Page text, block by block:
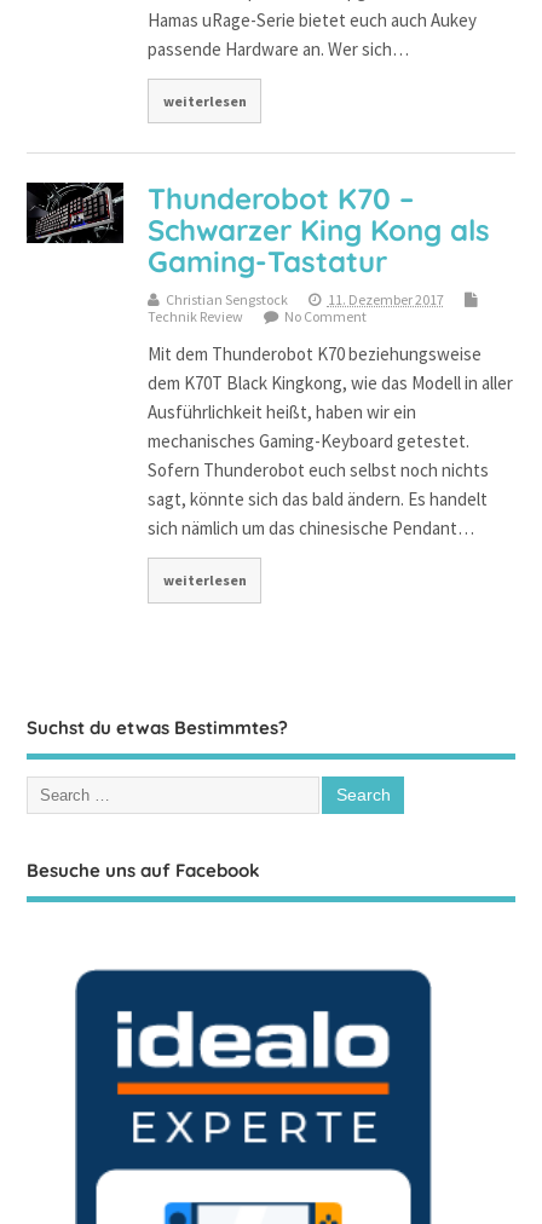
Hamas uRage-Serie bietet euch auch Aukey
passende Hardware an. Wer sich…
weiterlesen
Thunderobot K70 –
Schwarzer King Kong als
Gaming-Tastatur
Christian Sengstock
11. Dezember 2017
Technik Review
No Comment
Mit dem Thunderobot K70 beziehungsweise
dem K70T Black Kingkong, wie das Modell in aller
Ausführlichkeit heißt, haben wir ein
mechanisches Gaming-Keyboard getestet.
Sofern Thunderobot euch selbst noch nichts
sagt, könnte sich das bald ändern. Es handelt
sich nämlich um das chinesische Pendant…
weiterlesen
Suchst du etwas Bestimmtes?
Besuche uns auf Facebook